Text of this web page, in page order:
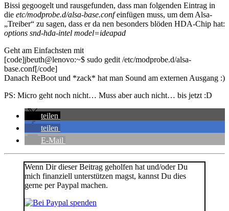
Bissi gegoogelt und rausgefunden, dass man folgenden Eintrag in
die etc/modprobe.d/alsa-base.confeinfügen muss, um dem Alsa-
„Treiber“ zu sagen, dass er da nen besonders blöden HDA-Chip hat:
options snd-hda-intel model=ideapad
Geht am Einfachsten mit
[code]jbeuth@lenovo:~$ sudo gedit /etc/modprobe.d/alsa-
base.conf[/code]
Danach ReBoot und *zack* hat man Sound am externen Ausgang :)
PS: Micro geht noch nicht… Muss aber auch nicht… bis jetzt :D
teilen
teilen
E-Mail
Wenn Dir dieser Beitrag geholfen hat und/oder Du
mich finanziell unterstützen magst, kannst Du dies
gerne per Paypal machen.